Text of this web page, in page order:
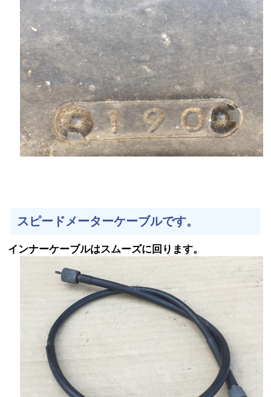
スピードメーターケーブルです。
インナーケーブルはスムーズに回ります。